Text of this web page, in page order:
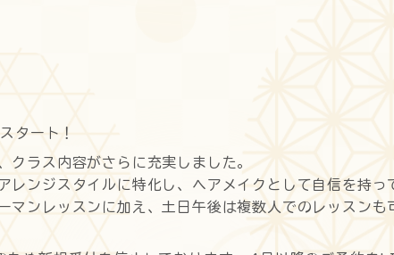
タート！
クラス内容がさらに充実しました。
レンジスタイルに特化し、ヘアメイクとして自信を持っ
マンレッスンに加え、土日午後は複数人でのレッスンも